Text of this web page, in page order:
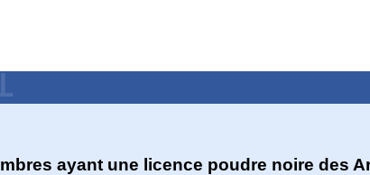
ayant une licence poudre noire des